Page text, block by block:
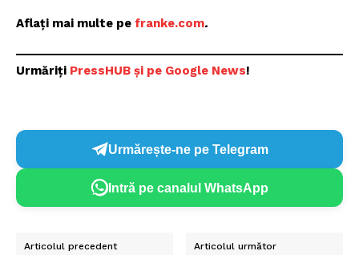
Aflați mai multe pe franke.com.
Urmăriți PressHUB și pe Google News!
Urmărește-ne pe Telegram
Intră pe canalul WhatsApp
Articolul precedent Articolul următor